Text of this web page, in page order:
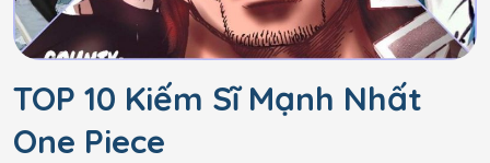
TOP 10 Kiếm Sĩ Mạnh Nhất
One Piece